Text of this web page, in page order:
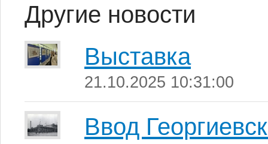
Другие новости
Выставка
21.10.2025 10:31:00
Ввод